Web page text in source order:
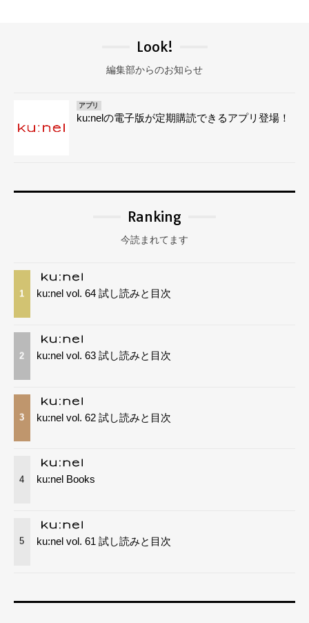
Look!
編集部からのお知らせ
アプリ
ku:nelの電子版が定期購読できるアプリ登場！
Ranking
今読まれてます
1 ku:nel vol. 64 試し読みと目次
2 ku:nel vol. 63 試し読みと目次
3 ku:nel vol. 62 試し読みと目次
4 ku:nel Books
5 ku:nel vol. 61 試し読みと目次